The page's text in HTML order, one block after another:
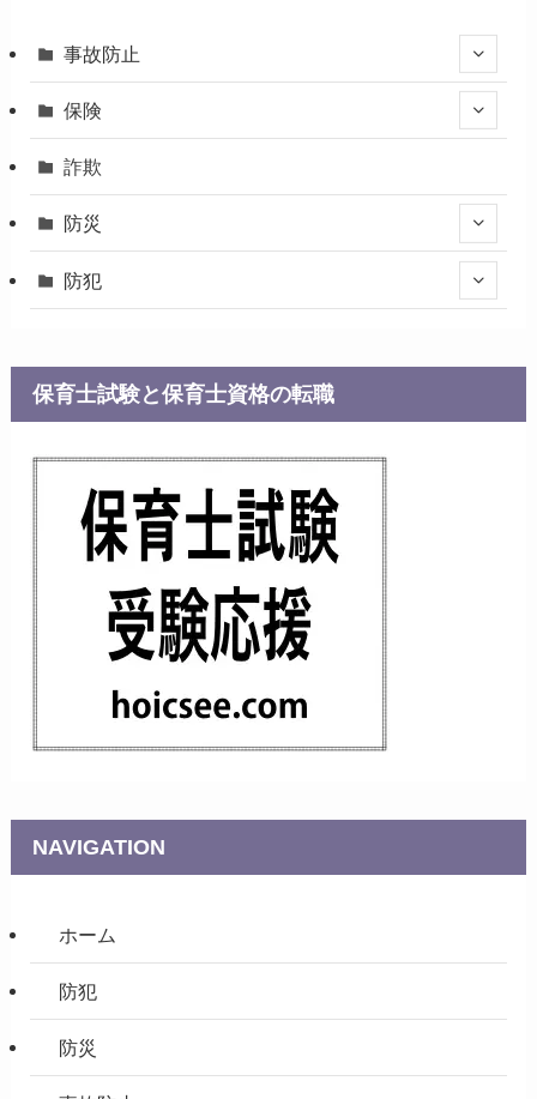
事故防止
保険
詐欺
防災
防犯
保育士試験と保育士資格の転職
NAVIGATION
ホーム
防犯
防災